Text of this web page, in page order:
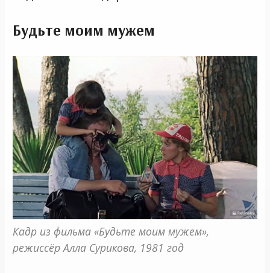
Будьте моим мужем
Кадр из фильма «Будьте моим мужем»,
режиссёр Алла Сурикова, 1981 год